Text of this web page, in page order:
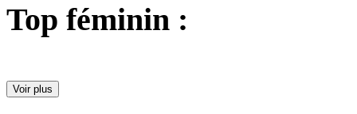
Top féminin :
Voir plus